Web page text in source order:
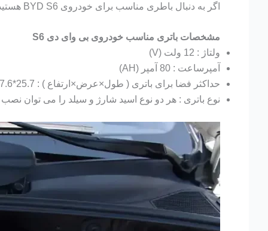
اگر به دنبال باطری مناسب برای خودروی BYD S6 هستید در ابتدا باید بدانید چه آمپری برای آن مناسب است. برای خودرو بی وای دی S6 باطری 80 آمپرساعت پیشنهاد میشود.
مشخصات باتری مناسب خودروی بی وای دی S6
ولتاژ : 12 ولت (V)
آمپرساعت : 80 آمپر (AH)
حداکثر فضا برای باتری ( طول×عرض×ارتفاع ) : 25.7*17.6*22.5 سانتی متر (CM)
نوع باتری : هر دو نوع اسید شارژ و سیلد را می توان